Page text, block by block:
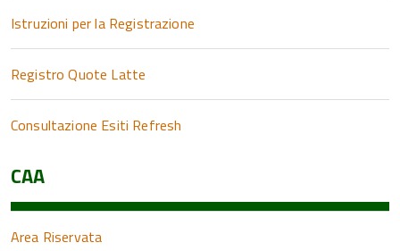
Istruzioni per la Registrazione
Registro Quote Latte
Consultazione Esiti Refresh
CAA
Area Riservata